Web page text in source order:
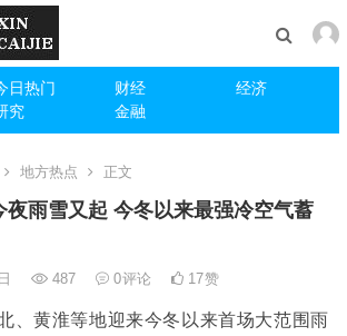
日热门 财经
经济
究 金融
地方热点 正文
夜雨雪又起 今冬以来最强冷空气蓄
487 0评论 17赞
、黄淮等地迎来今冬以来首场大范围雨